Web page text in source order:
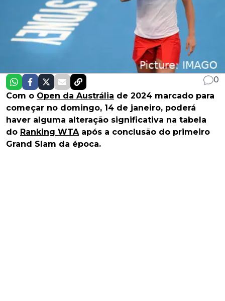
0
Com o Open da Austrália de 2024 marcado para
começar no domingo, 14 de janeiro, poderá
haver alguma alteração significativa na tabela
do Ranking WTAapós a conclusão do primeiro
Grand Slam da época.